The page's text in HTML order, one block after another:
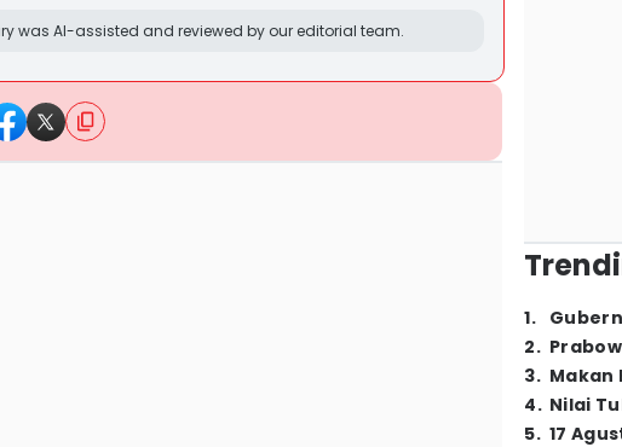
was AI-assisted and reviewed by our editorial team.
1.
2.
3. Makan
4. Nilai
5. 17